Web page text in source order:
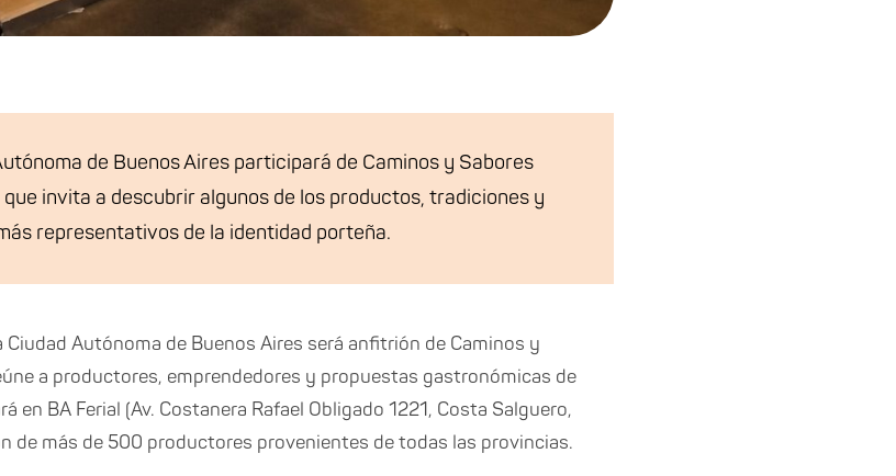
de Buenos Aires participará de Caminos y Sabores
invita a descubrir algunos de los productos, tradiciones y
representativos de la identidad porteña.
Ciudad Autónoma de Buenos Aires será anfitrión de Caminos y
a productores, emprendedores y propuestas gastronómicas de
en BA Ferial (Av. Costanera Rafael Obligado 1221, Costa Salguero,
de más de 500 productores provenientes de todas las provincias.